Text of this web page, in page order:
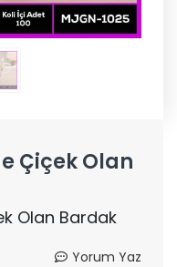
Çiçek Olan
Olan Bardak
Yorum Yaz